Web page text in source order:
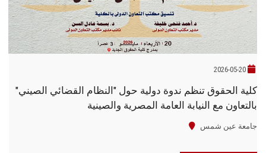
الدراسات العليا
الموظفون
2026-05-20
كلية الحقوق تنظم ندوة دولية حول "النظام القضائي الصيني"
بالتعاون مع النيابة العامة المصرية والصينية
جامعة عين شمس